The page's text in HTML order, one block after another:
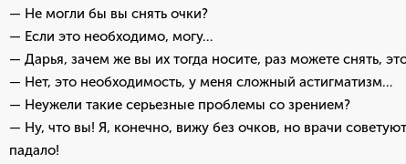
— Не могли бы вы снять очки?
— Если это необходимо, могу…
— Дарья, зачем же вы их тогда носите, раз можете снять,
— Нет, это необходимость, у меня сложный астигматизм…
— Неужели такие серьезные проблемы со зрением?
— Ну, что вы! Я, конечно, вижу без очков, но врачи
падало!